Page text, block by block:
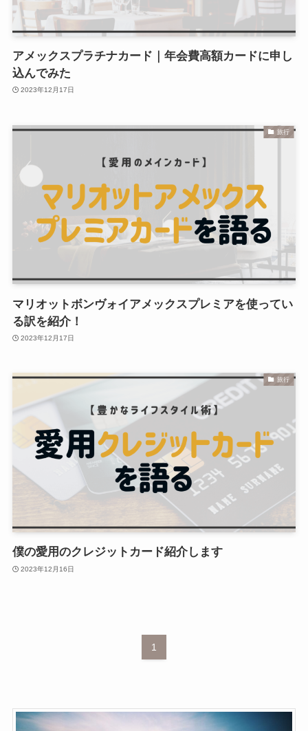
アメックスプラチナカード｜年会費高額カードに申し
込んでみた
2023年12月17日
旅行
マリオットボンヴォイアメックスプレミアを使ってい
る訳を紹介！
2023年12月17日
旅行
僕の愛用のクレジットカード紹介します
2023年12月16日
1